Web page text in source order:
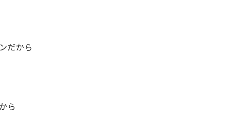
だから
ら